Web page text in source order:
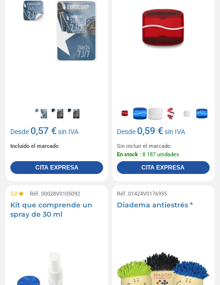
Desde 0,57 €sin IVA
Incluido el marcado
CITA EXPRESA
Desde 0,59 €sin IVA
Sin incluir el marcado
En stock : 8 187 unidades
CITA EXPRESA
5,0 Réf. 00028V0105092
Kit que comprende un
spray de 30 ml
Réf. 01424V0176935
Diadema antiestrés *